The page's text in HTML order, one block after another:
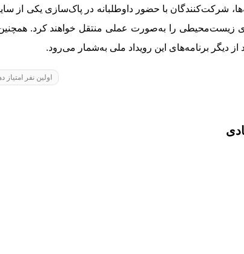
شرکت‌کنندگان با حضور داوطلبانه در پاک‌سازی یکی از
زیست‌محیطی را به‌صورت عملی منتقل خواهند کرد.
از دیگر برنامه‌های این رویداد ملی به‌شمار می‌رود.
اولین نفر امتیاز